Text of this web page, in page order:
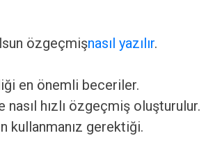
özgeçmişnasıl yazılır.
en önemli beceriler.
nasıl hızlı özgeçmiş oluşturulur.
kullanmanız gerektiği.